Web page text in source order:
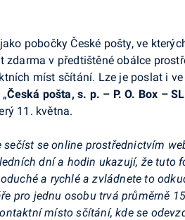
pobočky České pošty, ve
v předtištěné obálce
míst sčítání. Lze je poslat i
Česká pošta, s. p. – P. O. Box –
11. května.
sečíst se online prostřednictvím
dní a hodin ukazují, že tuto
a rychlé a zvládnete to
pro jednu osobu trvá průměrně
místo sčítání, kde se